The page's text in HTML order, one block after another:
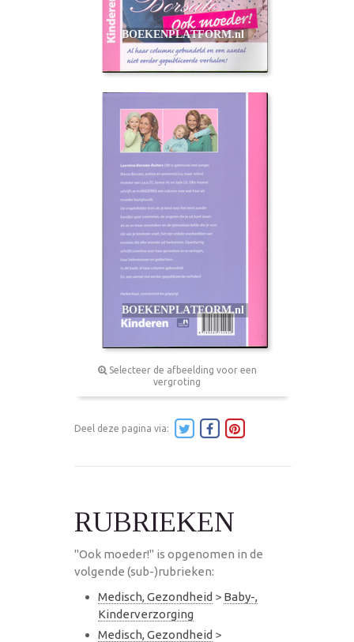
Selecteer de afbeelding voor een
vergroting
Deel deze pagina via:
RUBRIEKEN
"Ook moeder!" is opgenomen in de
volgende (sub-)rubrieken:
Medisch, Gezondheid > Baby-,
Kinderverzorging
Medisch, Gezondheid >